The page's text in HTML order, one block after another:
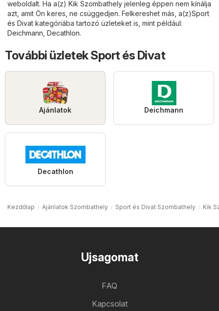
weboldalt. Ha a(z) Kik Szombathely jelenleg éppen nem kínálja
azt, amit Ön keres, ne csüggedjen. Felkereshet más, a(z)Sport
és Divat kategóriába tartozó üzleteket is, mint például:
Deichmann Decathlon.
További üzletek Sport és Divat
Ajánlatok Deichmann
Decathlon
Kezdőlap Ajánlatok Szombathely Sport és Divat Szombathely Kik
Ujsagomat
FAQ
Kapcsolat